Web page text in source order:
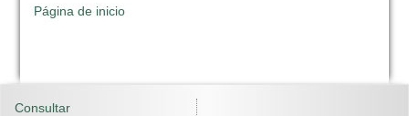
Página de inicio
Consultar